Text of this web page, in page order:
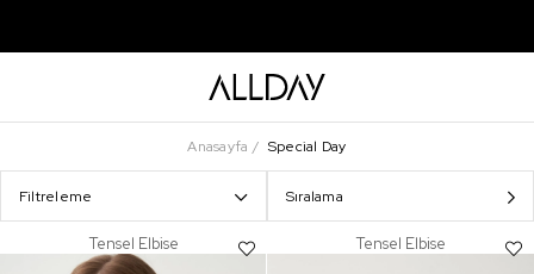
Anasayfa Special Day
Filtreleme Sıralama
Tensel Elbise Tensel Elbise